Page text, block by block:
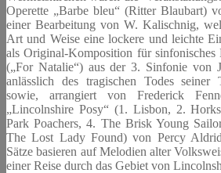
Operette „Barbe bleu“ (Ritter Blaubart)
einer Bearbeitung von W. Kalischnig,
Art und Weise eine lockere und leichte
als Original-Komposition für sinfonisches
(„For Natalie“) aus der 3. Sinfonie von
anlässlich des tragischen Todes seiner
sowie, arrangiert von Frederick
„Lincolnshire Posy“ (1. Lisbon, 2.
Park Poachers, 4. The Brisk Young
The Lost Lady Found) von Percy
Sätze basieren auf Melodien alter
einer Reise durch das Gebiet von